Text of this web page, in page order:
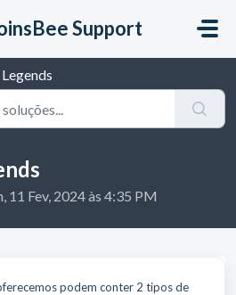
Support
11 Fev, 2024 às 4:35 PM
podem conter 2 tipos de